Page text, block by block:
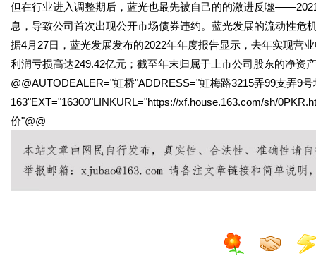
但在行业进入调整期后，蓝光也最先被自己的的激进反噬
息，导致公司首次出现公开市场债券违约。蓝光发展的流动性危
据4月27日，蓝光发展发布的2022年年度报告显示，去年实现营
利润亏损高达249.42亿元；截至年末归属于上市公司股东的净资
@@AUTODEALER="虹桥"ADDRESS="虹梅路3215弄99支弄9
163"EXT="16300"LINKURL="https://xf.house.163.com/sh/
价"@@